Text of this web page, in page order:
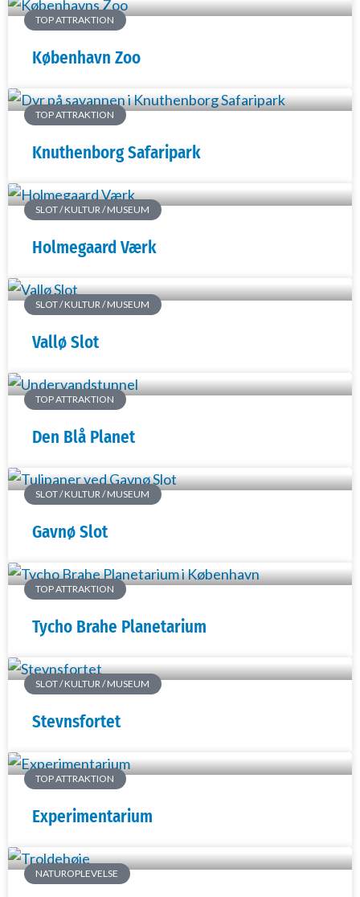
TOP ATTRAKTION
København Zoo
TOP ATTRAKTION
Knuthenborg Safaripark
SLOT / KULTUR / MUSEUM
Holmegaard Værk
SLOT / KULTUR / MUSEUM
Vallø Slot
TOP ATTRAKTION
Den Blå Planet
SLOT / KULTUR / MUSEUM
Gavnø Slot
TOP ATTRAKTION
Tycho Brahe Planetarium
SLOT / KULTUR / MUSEUM
Stevnsfortet
TOP ATTRAKTION
Experimentarium
NATUROPLEVELSE